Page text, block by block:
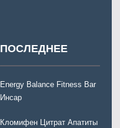
ПОСЛЕДНЕЕ
Energy Balance Fitness Bar
Инсар
Кломифен Цитрат Апатиты